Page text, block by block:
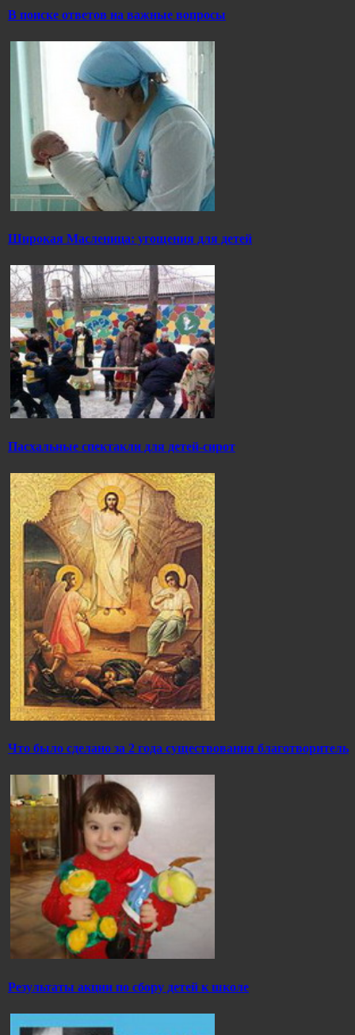
В поиске ответов на важные вопросы
Широкая Масленица: угощения для детей
Пасхальные спектакли для детей-сирот
Что было сделано за 2 года существования благотворитель
Результаты акции по сбору детей к школе